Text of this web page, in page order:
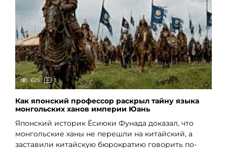
625 1
Как японский профессор раскрыл тайну языка
монгольских ханов империи Юань
Японский историк Ёсиюки Фунада доказал, что
монгольские ханы не перешли на китайский, а
заставили китайскую бюрократию говорить по-